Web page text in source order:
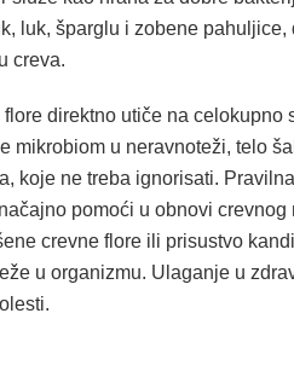
luk, šparglu i zobene
creva.
direktno utiče na
mikrobiom u neravnoteži, telo
koje ne treba ignorisati.
pomoći u obnovi
crevne flore ili prisustvo
u organizmu. Ulaganje u